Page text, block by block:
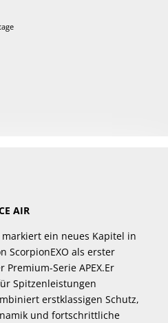
AIR
markiert ein neues Kapitel in
ScorpionEXO als erster
Premium-Serie APEX.Er
Spitzenleistungen
erstklassigen Schutz,
und fortschrittliche